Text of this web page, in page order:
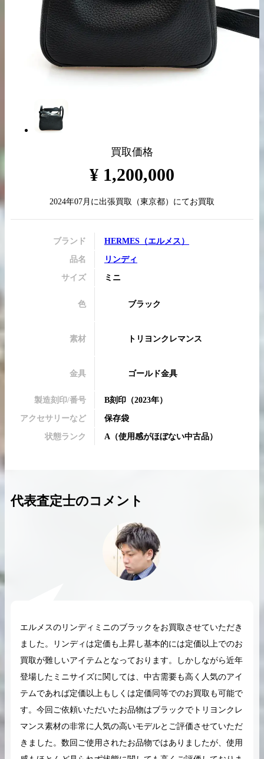
LINE査定
買取実績はこちらから
希少なリザード素材のバーキンの買取価格や
高く売るためのポイントを徹底解説
コラムをさらにみる
買取価格
¥ 1,200,000
2024年07月 に出張買取 （東京都）にてお買取
ブランド HERMES （エルメス ）
品名 リンディ
サイズ ミニ
色 ブラック
素材 トリヨンクレマンス
金具 ゴールド金具
製造刻印/番号 B刻印 （2023年）
アクセサリーなど 保存袋
状態ランク A （使用感がほぼない中古品）
代表査定士のコメント
エルメスのリンディミニのブラックをお買取させていただき
ました。リンディは定価も上昇し基本的には定価以上でのお
買取が難しいアイテムとなっております。しかしながら近年
登場したミニサイズに関しては、中古需要も高く人気のアイ
テムであれば定価以上もしくは定価同等でのお買取も可能で
す。今回ご依頼いただいたお品物はブラックでトリヨンクレ
マンス素材の非常に人気の高いモデルとご評価させていただ
きました。数回ご使用されたお品物ではありましたが、使用